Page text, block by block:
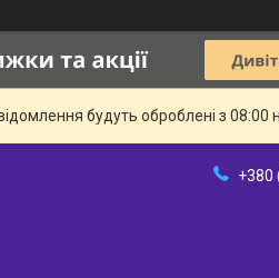
будуть оброблені з 08:00
+380